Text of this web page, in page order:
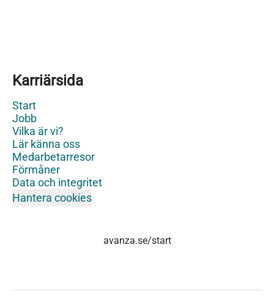
Karriärsida
Start
Jobb
Vilka är vi?
Lär känna oss
Medarbetarresor
Förmåner
Data och integritet
Hantera cookies
avanza.se/start